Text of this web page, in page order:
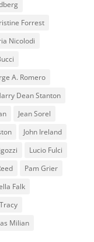
Forrest
Nicolodi
A. Romero
Dean Stanton
Jean Sorel
John Ireland
Lucio Fulci
Pam Grier
Falk
Milian